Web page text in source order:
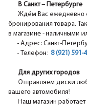
В Санкт – Петербурге
Ждём Вас ежедневно
бронирования товара.
в магазине - наличными
- Адрес: Санкт-
- Телефон: 8 (921) 591-
Для других городов
Отправляем диски
вашего автомобиля!
Наш магазин